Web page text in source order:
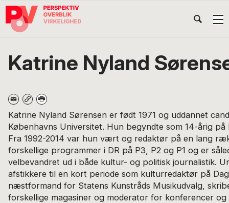
Gå
direkte
navigation
Skip
indhold
Gå
direkte
POV
International
Katrine Nyland
Katrine Nyland Sørensen er født 1971 og uddannet
Københavns Universitet. Hun begyndte som 14-årig
Fra 1992-2014 var hun vært og redaktør på en lang
forskellige programmer i DR på P3, P2 og P1 og er
velbevandret ud i både kultur- og politisk journalistik.
afstikkere til en kort periode som kulturredaktør på
næstformand for Statens Kunstråds Musikudvalg,
forskellige magasiner og moderator for konferencer